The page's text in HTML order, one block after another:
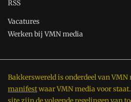
RSS
Vacatures
Werken bij VMN media
Bakkerswereld is onderdeel van VMN
manifestwaar VMN media voor